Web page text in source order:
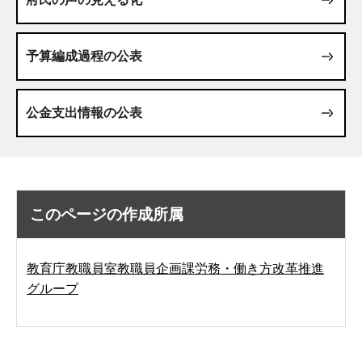
予算編成過程の公表
公金支出情報の公表
このページの作成所属
教育庁教職員室教職員企画課労務・働き方改革推進
グループ